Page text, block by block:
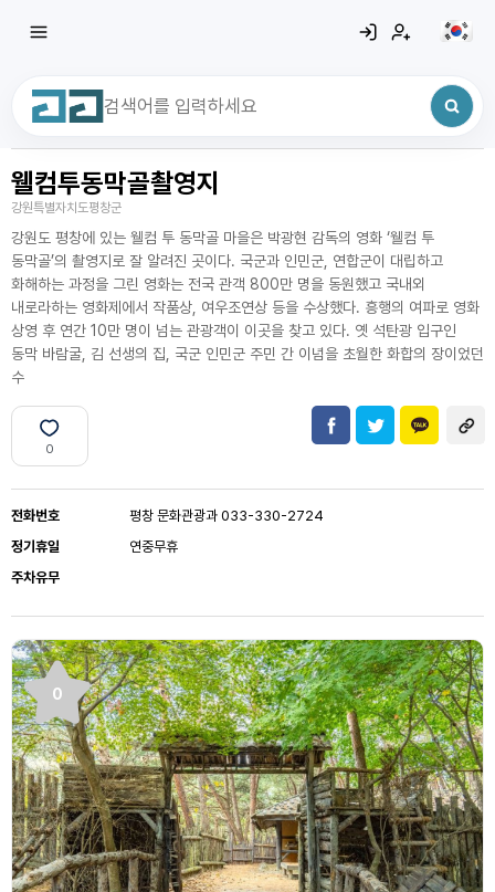
최근 검색어
웰컴투동막골촬영지
강원특별자치도평창군
강원도 평창에 있는 웰컴 투 동막골 마을은 박광현 감독의 영화 ‘웰컴 투
동막골’의 촬영지로 잘 알려진 곳이다. 국군과 인민군, 연합군이 대립하고
화해하는 과정을 그린 영화는 전국 관객 800만 명을 동원했고 국내외
내로라하는 영화제에서 작품상, 여우조연상 등을 수상했다. 흥행의 여파로 영화
상영 후 연간 10만 명이 넘는 관광객이 이곳을 찾고 있다. 옛 석탄광 입구인
동막 바람굴, 김 선생의 집, 국군 인민군 주민 간 이념을 초월한 화합의 장이었던
수
0
전화번호
평창 문화관광과 033-330-2724
정기휴일
연중무휴
주차유무
0